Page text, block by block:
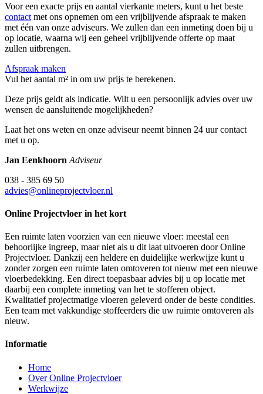
Voor een exacte prijs en aantal vierkante meters, kunt u het beste
contact met ons opnemen om een vrijblijvende afspraak te maken
met één van onze adviseurs. We zullen dan een inmeting doen bij u
op locatie, waarna wij een geheel vrijblijvende offerte op maat
zullen uitbrengen.
Afspraak maken
Vul het aantal m² in om uw prijs te berekenen.
Deze prijs geldt als indicatie. Wilt u een persoonlijk advies over uw
wensen de aansluitende mogelijkheden?
Laat het ons weten en onze adviseur neemt binnen 24 uur contact
met u op.
Jan Eenkhoorn Adviseur
038 - 385 69 50
advies@onlineprojectvloer.nl
Online Projectvloer in het kort
Een ruimte laten voorzien van een nieuwe vloer: meestal een
behoorlijke ingreep, maar niet als u dit laat uitvoeren door Online
Projectvloer. Dankzij een heldere en duidelijke werkwijze kunt u
zonder zorgen een ruimte laten omtoveren tot nieuw met een nieuwe
vloerbedekking. Een direct toepasbaar advies bij u op locatie met
daarbij een complete inmeting van het te stofferen object.
Kwalitatief projectmatige vloeren geleverd onder de beste condities.
Een team met vakkundige stoffeerders die uw ruimte omtoveren als
nieuw.
Informatie
Home
Over Online Projectvloer
Werkwijze